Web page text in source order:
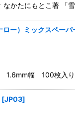
にもとこ著 「雪と
ー）ミックスペーパ
幅 100枚入り
[JP03]